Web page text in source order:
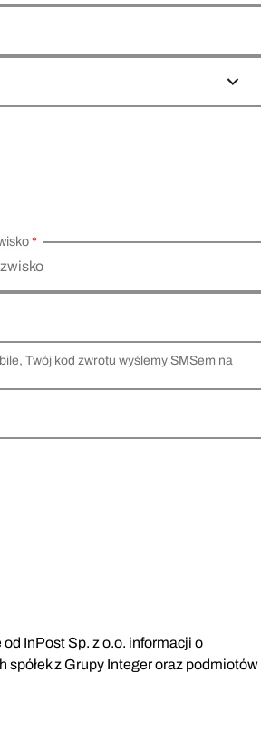
*
Twój kod zwrotu wyślemy SMSem na
InPost Sp. z o.o. informacji o
spółek z Grupy Integer oraz podmiotów